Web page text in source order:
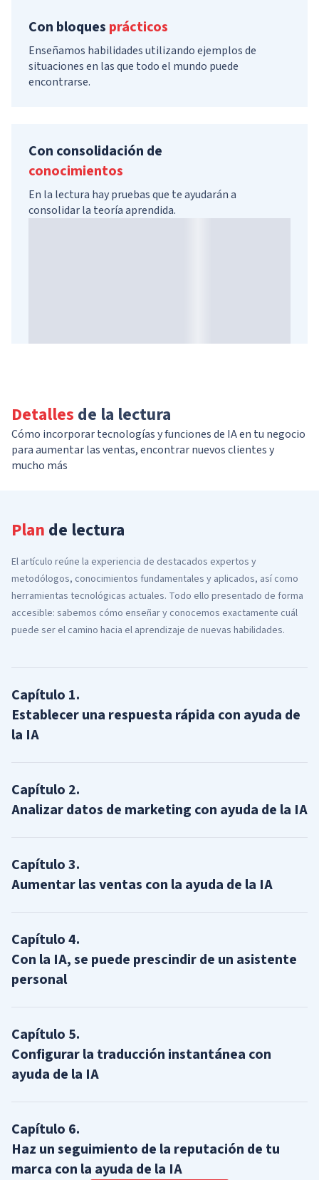
Con bloques prácticos
Enseñamos habilidades utilizando ejemplos de
situaciones en las que todo el mundo puede
encontrarse.
Con consolidación de
conocimientos
En la lectura hay pruebas que te ayudarán a
consolidar la teoría aprendida.
Detalles de la lectura
Cómo incorporar tecnologías y funciones de IA en tu negocio
para aumentar las ventas, encontrar nuevos clientes y
mucho más
Plan de lectura
El artículo reúne la experiencia de destacados expertos y
metodólogos, conocimientos fundamentales y aplicados, así como
herramientas tecnológicas actuales. Todo ello presentado de forma
accesible: sabemos cómo enseñar y conocemos exactamente cuál
puede ser el camino hacia el aprendizaje de nuevas habilidades.
Capítulo 1.
Establecer una respuesta rápida con ayuda de
la IA
Capítulo 2.
Analizar datos de marketing con ayuda de la IA
Capítulo3.
Aumentar las ventas con la ayuda de la IA
Capítulo4.
Con la IA, se puede prescindir de un asistente
personal
Capítulo 5.
Configurar la traducción instantánea con
ayuda de la IA
Capítulo 6.
Haz un seguimiento de la reputación de tu
marca con la ayuda de la IA